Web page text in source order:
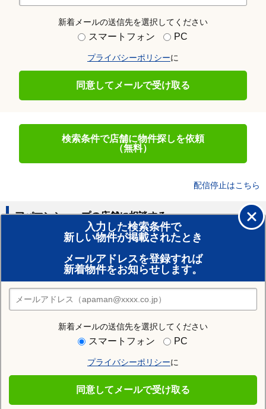
新着メールの送信先を選択してください
スマートフォン PC
プライバシーポリシーに
同意してメールで受け取る
検索条件で店舗に物件探しを依頼
（無料）
配信停止はこちら
入力した検索条件で
新しい物件が掲載されたとき
メールアドレスを登録すれば
新着物件をお知らせします。
新着メールの送信先を選択してください
スマートフォン PC
プライバシーポリシーに
同意してメールで受け取る
アパマンショップの店舗に相談する
賃貸のプロがお部屋探し！
おまかせ物件リクエスト
住みたい街の店舗を探す
店舗検索
手稲駅